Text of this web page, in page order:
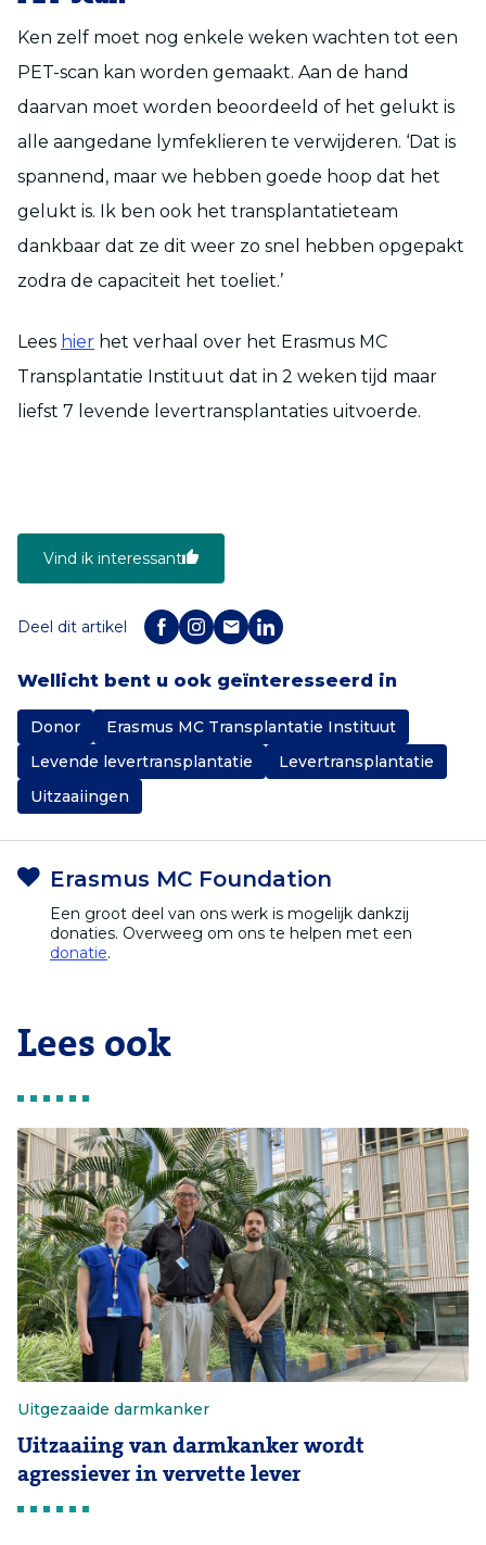
Ken zelf moet nog enkele weken wachten tot een
PET-scan kan worden gemaakt. Aan de hand
daarvan moet worden beoordeeld of het gelukt is
alle aangedane lymfeklieren te verwijderen. ‘Dat is
spannend, maar we hebben goede hoop dat het
gelukt is. Ik ben ook het transplantatieteam
dankbaar dat ze dit weer zo snel hebben opgepakt
zodra de capaciteit het toeliet.’
Lees hier het verhaal over het Erasmus MC
Transplantatie Instituut dat in 2 weken tijd maar
liefst 7 levende levertransplantaties uitvoerde.
Vind ik interessant
Deel dit artikel
Wellicht bent u ook geïnteresseerd in
Donor
Erasmus MC Transplantatie Instituut
Levende levertransplantatie
Levertransplantatie
Uitzaaiingen
Erasmus MC Foundation
Een groot deel van ons werk is mogelijk dankzij
donaties. Overweeg om ons te helpen met een
donatie.
Lees ook
Uitgezaaide darmkanker
Uitzaaiing van darmkanker wordt
agressiever in vervette lever